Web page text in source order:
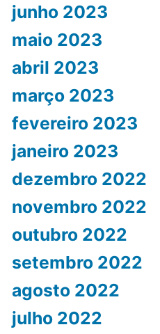
junho 2023
maio 2023
abril 2023
março 2023
fevereiro 2023
janeiro 2023
dezembro 2022
novembro 2022
outubro 2022
setembro 2022
agosto 2022
julho 2022